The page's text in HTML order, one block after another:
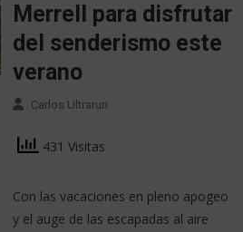
Merrell para disfrutar
del senderismo este
verano
Carlos Ultrarun
431 Visitas
Con las vacaciones en pleno apogeo
y el auge de las escapadas al aire